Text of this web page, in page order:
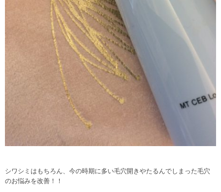
シワシミはもちろん、今の時期に多い毛穴開きやたるんでしまった毛穴
のお悩みを改善！！